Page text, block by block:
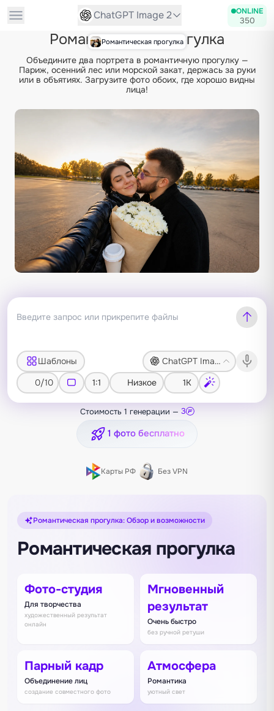
ChatGPT Image 2 ONLINE
350
Романтическая прогулка
Романтическая прогулка
Объедините два портрета в романтичную прогулку —
Париж, осенний лес или морской закат, держась за руки
или в объятиях. Загрузите фото обоих, где хорошо видны
лица!
Шаблоны
ChatGPT Image 2
0/10
1:1 Низкое 1K
Стоимость 1 генерации — 3
1 фото бесплатно
Карты РФ Без VPN
Романтическая прогулка: Обзор и возможности
Романтическая прогулка
Фото-студия
Для творчества
художественный результат
онлайн
Мгновенный
результат
Очень быстро
без ручной ретуши
Парный кадр
Объединение лиц
создание совместного фото
Атмосфера
Романтика
уютный свет